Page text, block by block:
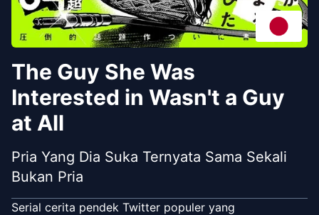
The Guy She Was
Interested in Wasn't a Guy
at All
Pria Yang Dia Suka Ternyata Sama Sekali
Bukan Pria
Serial cerita pendek Twitter populer yang